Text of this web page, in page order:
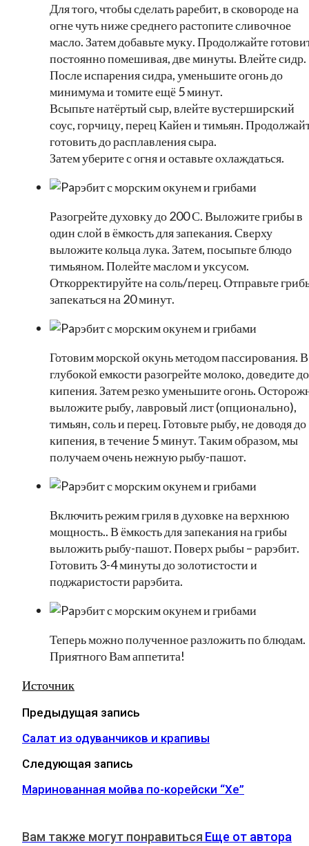
Для того, чтобы сделать раребит, в сковороде на
огне чуть ниже среднего растопите сливочное
масло. Затем добавьте муку. Продолжайте
постоянно помешивая, две минуты. Влейте сидр.
После испарения сидра, уменьшите огонь до
минимума и томите ещё 5 минут.
Всыпьте натёртый сыр, влейте вустерширский
соус, горчицу, перец Кайен и тимьян.
готовить до расплавления сыра.
Затем уберите с огня и оставьте охлаждаться.
Разогрейте духовку до 200 С. Выложите грибы в
один слой в ёмкость для запекания. Сверху
выложите кольца лука. Затем, посыпьте блюдо
тимьяном. Полейте маслом и уксусом.
Откорректируйте на соль/перец. Отправьте
запекаться на 20 минут.
Готовим морской окунь методом пассирования. В
глубокой емкости разогрейте молоко, доведите до
кипения. Затем резко уменьшите огонь.
выложите рыбу, лавровый лист (опционально),
тимьян, соль и перец. Готовьте рыбу, не доводя до
кипения, в течение 5 минут. Таким образом, мы
получаем очень нежную рыбу-пашот.
Включить режим гриля в духовке на верхнюю
мощность.. В ёмкость для запекания на грибы
выложить рыбу-пашот. Поверх рыбы – рарэбит.
Готовить 3-4 минуты до золотистости и
поджаристости рарэбита.
Теперь можно полученное разложить по блюдам.
Приятного Вам аппетита!
Источник
Предыдущая запись
Салат из одуванчиков и крапивы
Следующая запись
Маринованная мойва по-корейски “Хе”
Вам также могут понравиться Еще от автора